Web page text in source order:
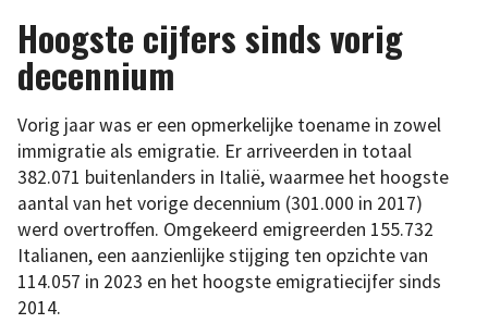
Hoogste cijfers sinds vorig
decennium
Vorig jaar was er een opmerkelijke toename in zowel
immigratie als emigratie. Er arriveerden in totaal
382.071 buitenlanders in Italië, waarmee het hoogste
aantal van het vorige decennium (301.000 in 2017)
werd overtroffen. Omgekeerd emigreerden 155.732
Italianen, een aanzienlijke stijging ten opzichte van
114.057 in 2023 en het hoogste emigratiecijfer sinds
2014.